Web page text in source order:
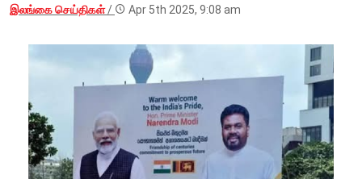
இலங்கை செய்திகள்/ Apr 5th 2025, 9:08 am